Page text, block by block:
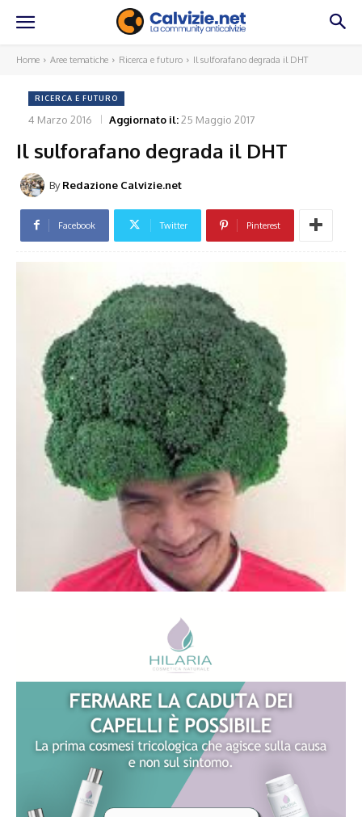
Home Aree tematiche Ricerca e futuro Il sulforafano degrada il DHT
RICERCA E FUTURO
4 Marzo 2016 Aggiornato il:25 Maggio 2017
Il sulforafano degrada il DHT
By Redazione Calvizie.net
Facebook Twitter Pinterest